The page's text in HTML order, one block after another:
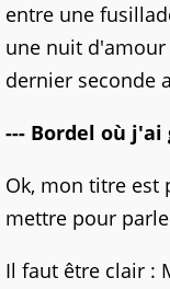
entre une
une nuit
dernier seconde
--- Bordel où j'ai
Ok, mon titre est
mettre pour
Il faut être clair :